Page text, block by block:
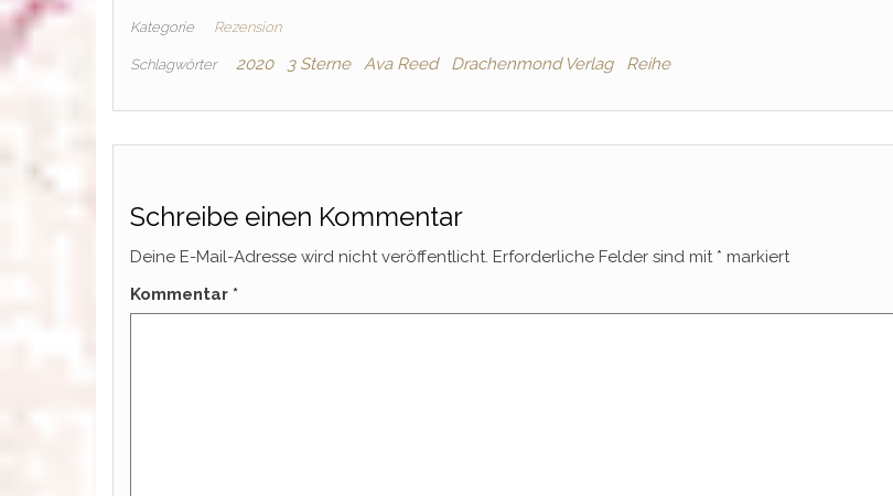
Kategorie Rezension
Schlagwörter 2020 3 Sterne Ava Reed Drachenmond Verlag Reihe
Schreibe einen Kommentar
Deine E-Mail-Adresse wird nicht veröffentlicht. Erforderliche Felder sind mit * markiert
Kommentar *